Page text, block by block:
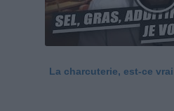
La charcuterie, est-ce